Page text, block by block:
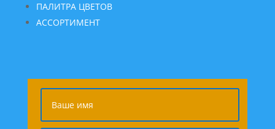
ПАЛИТРА ЦВЕТОВ
АССОРТИМЕНТ